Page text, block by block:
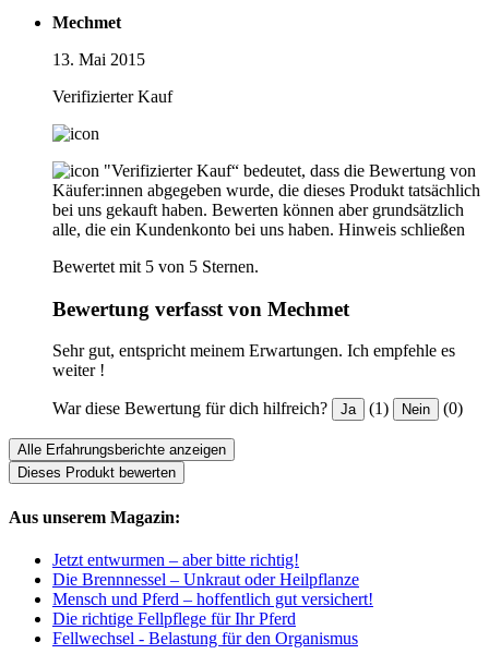
Mechmet
13. Mai 2015
Verifizierter Kauf
"Verifizierter Kauf“ bedeutet, dass die Bewertung von
Käufer:innen abgegeben wurde, die dieses Produkt tatsächlich
bei uns gekauft haben. Bewerten können aber grundsätzlich
alle, die ein Kundenkonto bei uns haben. Hinweis schließen
Bewertet mit 5 von 5 Sternen.
Bewertung verfasst von Mechmet
Sehr gut, entspricht meinem Erwartungen. Ich empfehle es
weiter !
War diese Bewertung für dich hilfreich? Ja (1) Nein (0)
Alle Erfahrungsberichte anzeigen
Dieses Produkt bewerten
Aus unserem Magazin:
Jetzt entwurmen – aber bitte richtig!
Die Brennnessel – Unkraut oder Heilpflanze
Mensch und Pferd – hoffentlich gut versichert!
Die richtige Fellpflege für Ihr Pferd
Fellwechsel - Belastung für den Organismus